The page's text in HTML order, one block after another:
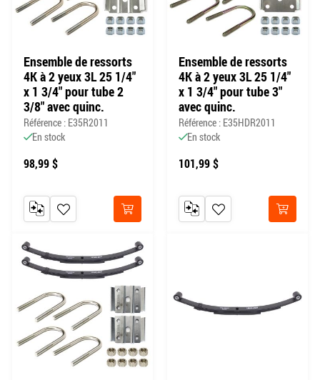
Ensemble de ressorts
4K à 2 yeux 3L 25 1/4"
x 1 3/4" pour tube 2
3/8" avec quinc.
Référence : E35R2011
En stock
98,99 $
Acheter
AJOUTER À MA LISTE DE SOUHAITS
AJOUTER AU COMPARATEUR
Ensemble de ressorts
4K à 2 yeux 3L 25 1/4"
x 1 3/4" pour tube 3"
avec quinc.
Référence : E35HDR2011
En stock
101,99 $
Acheter
AJOUTER À MA LISTE DE
AJOUTER AU COMPARATEUR